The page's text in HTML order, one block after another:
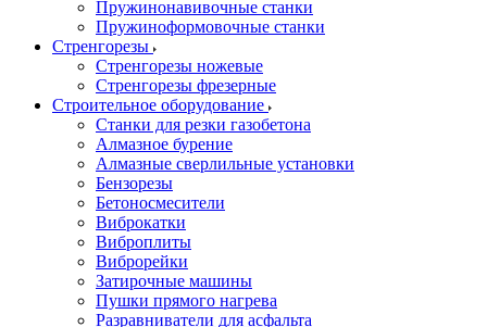
Пружинонавивочные станки
Пружиноформовочные станки
Стренгорезы
Стренгорезы ножевые
Стренгорезы фрезерные
Строительное оборудование
Станки для резки газобетона
Алмазное бурение
Алмазные сверлильные установки
Бензорезы
Бетоносмесители
Виброкатки
Виброплиты
Виброрейки
Затирочные машины
Пушки прямого нагрева
Разравниватели для асфальта